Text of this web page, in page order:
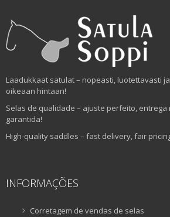
Laadukkaat satulat – nopeasti, luotettavasti
oikeaan hintaan!
Selas de qualidade – ajuste perfeito,
garantida!
High-quality saddles – fast delivery, fair
INFORMAÇÕES
Corretagem de vendas de selas